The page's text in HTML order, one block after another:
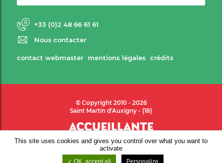
+33 (0)2 48 66 61 61
Nous contacter
contact webmaster mentions légales crédits
© Copyright 2010 - 2026
Saint Martin d'Auxigny - (18)
This site uses cookies and gives you control over what you want to
activate
OK, accept all Personalize